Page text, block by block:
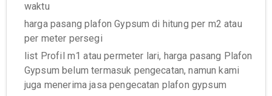
waktu
harga pasang plafon Gypsum di hitung per m2 atau
per meter persegi
list Profil m1 atau permeter lari, harga pasang Plafon
Gypsum belum termasuk pengecatan, namun kami
juga menerima jasa pengecatan plafon gypsum